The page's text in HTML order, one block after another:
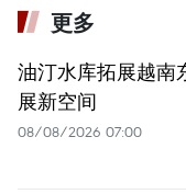
更多
油汀水库拓展越南
展新空间
08/08/2026 07:00